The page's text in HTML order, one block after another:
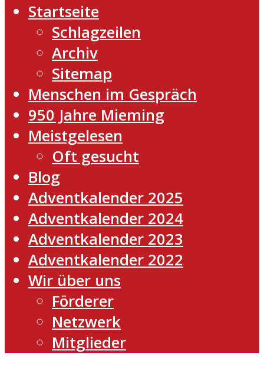
Startseite
Schlagzeilen
Archiv
Sitemap
Menschen im Gespräch
950 Jahre Mieming
Meistgelesen
Oft gesucht
Blog
Adventkalender 2025
Adventkalender 2024
Adventkalender 2023
Adventkalender 2022
Wir über uns
Förderer
Netzwerk
Mitglieder